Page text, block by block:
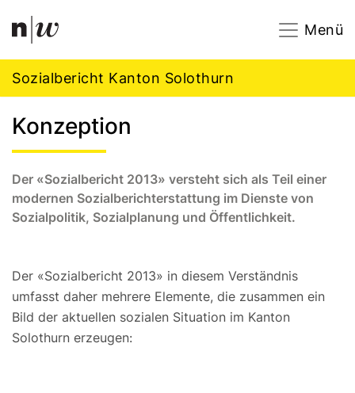
Navigation
Menü
Sozialbericht Kanton Solothurn
Konzeption
Der «Sozialbericht 2013» versteht sich als Teil einer
modernen Sozialberichterstattung im Dienste von
Sozialpolitik, Sozialplanung und Öffentlichkeit.
Der «Sozialbericht 2013» in diesem Verständnis
umfasst daher mehrere Elemente, die zusammen ein
Bild der aktuellen sozialen Situation im Kanton
Solothurn erzeugen:
Footer